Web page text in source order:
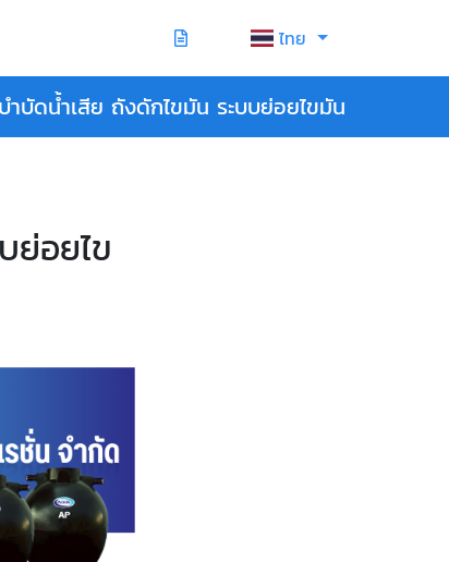
ไทย
ำบัดน้ำเสีย ถังดักไขมัน ระบบย่อยไขมัน
ย่อยไข